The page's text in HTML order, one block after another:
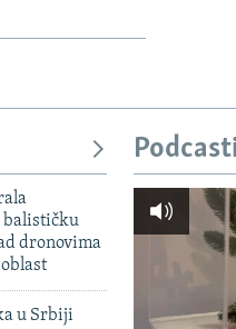
balističku
dronovima
u Srbiji